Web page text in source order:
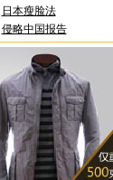
日本瘦脸法
侵略中国报告